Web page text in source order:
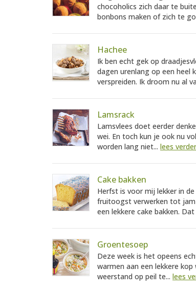
chocoholics zich daar te
bonbons maken of zich te
Hachee
Ik ben echt gek op
dagen urenlang op een heel
verspreiden. Ik droom nu al
Lamsrack
Lamsvlees doet eerder
wei. En toch kun je ook nu
worden lang niet... lees verder
Cake bakken
Herfst is voor mij lekker in
fruitoogst verwerken tot jam
een lekkere cake bakken. Dat
Groentesoep
Deze week is het opeens
warmen aan een lekkere
weerstand op peil te... lees